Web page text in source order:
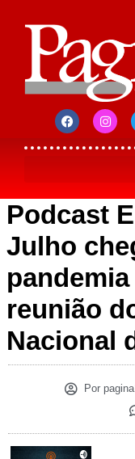
Podcast
Julho
reunião
Nacional
Por